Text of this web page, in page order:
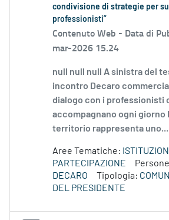
condivisione di strategie per
professionisti”
Contenuto Web - Data di
mar-2026 15.24
null null null A sinistra del
incontro Decaro
dialogo con i professionisti
accompagnano ogni giorno
territorio rappresenta uno...
Aree Tematiche:
PARTECIPAZIONE
DECARO
Tipologia:
DEL PRESIDENTE